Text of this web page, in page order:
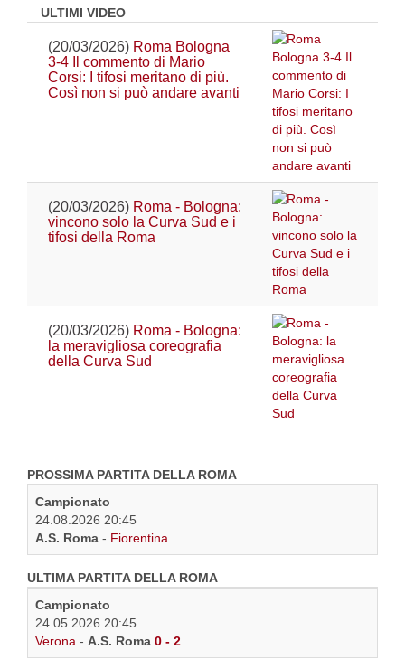
ULTIMI VIDEO
(20/03/2026) Roma Bologna
3-4 Il commento di Mario
Corsi: I tifosi meritano di più.
Così non si può andare avanti
(20/03/2026) Roma - Bologna:
vincono solo la Curva Sud e i
tifosi della Roma
(20/03/2026) Roma - Bologna:
la meravigliosa coreografia
della Curva Sud
PROSSIMA PARTITA DELLA ROMA
Campionato
24.08.2026 20:45
A.S. Roma - Fiorentina
ULTIMA PARTITA DELLA ROMA
Campionato
24.05.2026 20:45
Verona - A.S. Roma 0 - 2